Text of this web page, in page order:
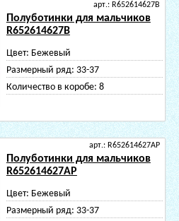
арт.: R652614627B
Полуботинки для мальчиков
R652614627B
Цвет: Бежевый
Размерный ряд: 33-37
Количество в коробе: 8
арт.: R652614627AP
Полуботинки для мальчиков
R652614627AP
Цвет: Бежевый
Размерный ряд: 33-37